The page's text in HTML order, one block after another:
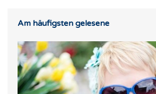
Am häufigsten gelesene